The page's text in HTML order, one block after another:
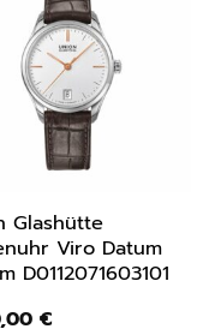
Glashütte
Viro Datum
D0112071603101
€